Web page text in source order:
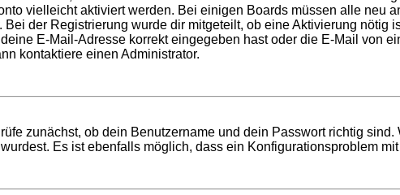
vielleicht aktiviert werden. Bei einigen Boards müssen alle neu
der Registrierung wurde dir mitgeteilt, ob eine Aktivierung
E-Mail-Adresse korrekt eingegeben hast oder die E-Mail von
kontaktiere einen Administrator.
zunächst, ob dein Benutzername und dein Passwort richtig
Es ist ebenfalls möglich, dass ein Konfigurationsproblem